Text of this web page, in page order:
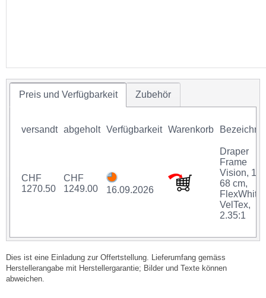
Preis und Verfügbarkeit Zubehör
versandt abgeholt Verfügbarkeit Warenkorb
CHF
1270.50
CHF
1249.00
16.09.2026
Draper
Frame
Vision,
68 cm,
FlexWhite
VelTex,
2.35:1
Dies ist eine Einladung zur Offertstellung. Lieferumfang gemäss
Herstellerangabe mit Herstellergarantie; Bilder und Texte können
abweichen.